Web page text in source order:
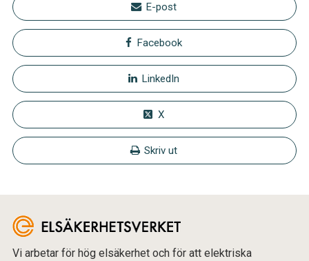
E-post
Facebook
LinkedIn
X
Skriv ut
Vi arbetar för hög elsäkerhet och för att elektriska